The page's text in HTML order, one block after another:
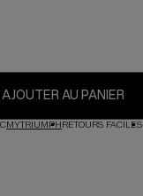
AJOUTER AU PANIER
MYTRIUMPHRETOURS FACILES